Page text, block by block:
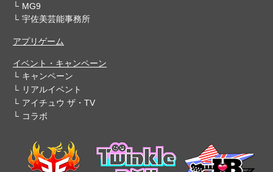
MG9
宇佐美芸能事務所
アプリゲーム
イベント・キャンペーン
キャンペーン
リアルイベント
アイチュウ ザ・TV
コラボ